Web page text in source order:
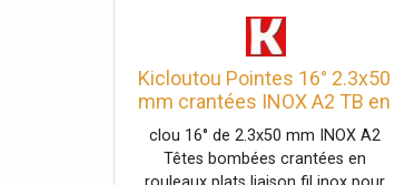
Kicloutou Pointes 16° 2.3x50
mm crantées INOX A2 TB en
rouleaux plats fil inox X
10500
clou 16° de 2.3x50 mm INOX A2
Têtes bombées crantées en